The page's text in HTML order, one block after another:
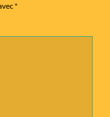
*